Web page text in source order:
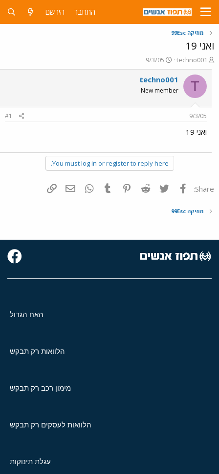
התחבר הירשם
מוזיקה 99Esc
ואני 19
פ
ו
ת
ח
ה
ש
א
techno001
פ
ו
ר
ם
9/3/05
T
techno001
New member
9/3/05
#1
ואני 19
You must log in or register to reply here.
Share: פייסבוק Twitter
Reddit
Pinterest
Tumblr
WhatsAppדואר אלקטרוני
מוזיקה 99Esc
האח הגדול
הלוואות רק תבקש
מימון רכב רק תבקש
הלוואות לעסקים רק תבקש
עגלת תינוקות